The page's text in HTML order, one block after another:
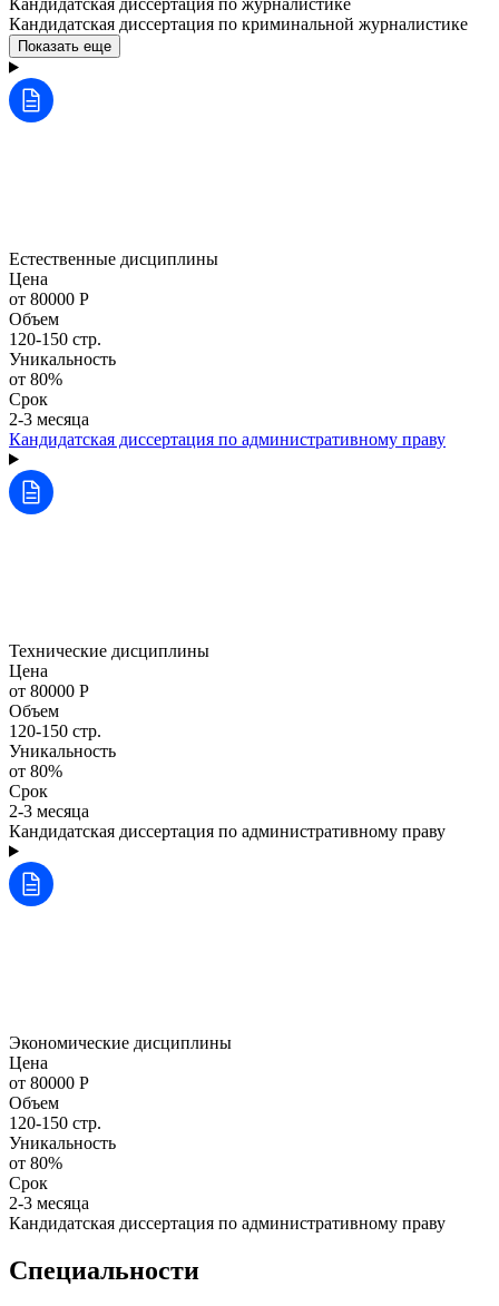
Кандидатская диссертация по криминальной журналистике
Показать еще
Естественные дисциплины
Цена
от 80000 Р
Объем
120-150 стр.
Уникальность
от 80%
Срок
2-3 месяца
Кандидатская диссертация по административному праву
Технические дисциплины
Цена
от 80000 Р
Объем
120-150 стр.
Уникальность
от 80%
Срок
2-3 месяца
Кандидатская диссертация по административному праву
Экономические дисциплины
Цена
от 80000 Р
Объем
120-150 стр.
Уникальность
от 80%
Срок
2-3 месяца
Кандидатская диссертация по административному праву
Специальности